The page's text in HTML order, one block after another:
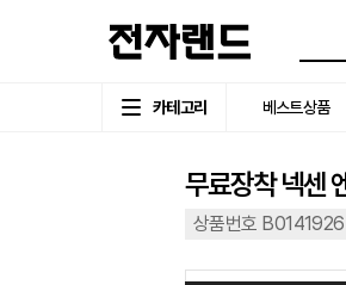
카테고리 베스트상품
무료장착 넥센
상품번호 B0141926